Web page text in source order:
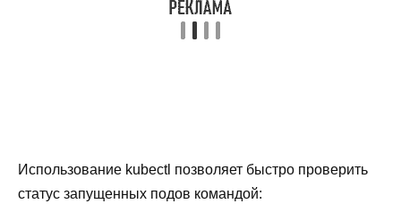
Использование kubectl позволяет быстро проверить
статус запущенных подов командой: